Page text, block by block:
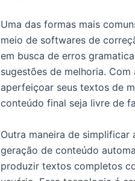
Uma das formas mais
meio de softwares de
em busca de erros
sugestões de melhoria.
aperfeiçoar seus textos de
conteúdo final seja livre de
Outra maneira de
geração de conteúdo
produzir textos completos